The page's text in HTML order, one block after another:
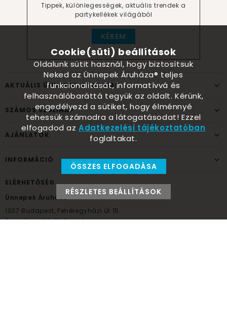
Tippek, különlegességek, aktuális trendek a
partykellékek világából
KÉREM
AKTUÁLIS ÜNNEPEK, ALKALMAK
SZÁMOS SZÜLINAP
AJÁNLATOK
INFORMÁCIÓ
ELÉRHETŐSÉG
Ünnepek Áruháza
1037 Budapest, Fehéregyházi út 15.
Személyes átvételi pont
Cookie(süti) beállítások
Oldalunk sütit használ, hogy biztosítsuk
Neked az Ünnepek Áruháza® teljes
funkcionalitását, informatívvá és
felhasználóbaráttá tegyük az oldalt. Kérünk,
engedélyezd a sütiket, hogy élménnyé
tehessük számodra a látogatásodat! Ezzel
elfogadod azAdatkezelési tájékoztatóban
foglaltakat.
ÖSSZES ELFOGADÁSA
RÉSZLETES BEÁLLÍTÁSOK